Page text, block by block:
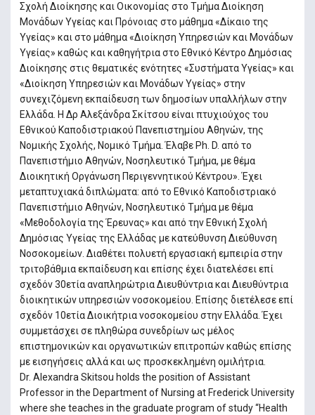
Σχολή Διοίκησης και Οικονομίας στο Τμήμα Διοίκηση
Μονάδων Υγείας και Πρόνοιας στο μάθημα «Δίκαιο της
Υγείας» και στο μάθημα «Διοίκηση Υπηρεσιών και Μονάδων
Υγείας» καθώς και καθηγήτρια στο Εθνικό Κέντρο Δημόσιας
Διοίκησης στις θεματικές ενότητες «Συστήματα Υγείας» και
«Διοίκηση Υπηρεσιών και Μονάδων Υγείας» στην
συνεχιζόμενη εκπαίδευση των δημοσίων υπαλλήλων στην
Ελλάδα. Η Δρ Αλεξάνδρα Σκίτσου είναι πτυχιούχος του
Eθνικού Καποδιστριακού Πανεπιστημίου Αθηνών, της
Νομικής Σχολής, Νομικό Τμήμα. Έλαβε Ph. D. από το
Πανεπιστήμιο Αθηνών, Νοσηλευτικό Τμήμα, με θέμα
Διοικητική Οργάνωση Περιγεννητικού Κέντρου». Έχει
μεταπτυχιακά διπλώματα: από το Εθνικό Καποδιστριακό
Πανεπιστήμιο Αθηνών, Νοσηλευτικό Τμήμα με θέμα
«Μεθοδολογία της Έρευνας» και από την Εθνική Σχολή
Δημόσιας Υγείας της Ελλάδας με κατεύθυνση Διεύθυνση
Νοσοκομείων. Διαθέτει πολυετή εργασιακή εμπειρία στην
τριτοβάθμια εκπαίδευση και επίσης έχει διατελέσει επί
σχεδόν 30ετία αναπληρώτρια Διευθύντρια και Διευθύντρια
διοικητικών υπηρεσιών νοσοκομείου. Επίσης διετέλεσε επί
σχεδόν 10ετία Διοικήτρια νοσοκομείου στην Ελλάδα. Έχει
συμμετάσχει σε πληθώρα συνεδρίων ως μέλος
επιστημονικών και οργανωτικών επιτροπών καθώς επίσης
με εισηγήσεις αλλά και ως προσκεκλημένη ομιλήτρια.
Dr. Alexandra Skitsou holds the position of Assistant
Professor in the Department of Nursing at Frederick University
where she teaches in the graduate program of study “Health